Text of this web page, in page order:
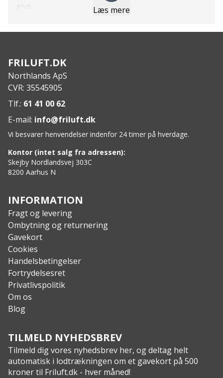
Læs mere
Features:
Kan maskinvaskes
Hurtigtørrende
4-vejs stretch materiale
Antibakteriel behandling
Materiale: 92% polyester / 8% elastan
Batterilevetid på de tre niveauer m. batteri på5000
mAh (Dette er udgangspunktet, vind og vejr kan
have indflydelse på levetiden)
Blå: 6 timer (38 grader)
Rød: 2 timer (55 grader)
FRILUFT.DK
Northlands ApS
CVR: 35545905
Tlf.: 61 41 00 62
E-mail: info@friluft.dk
Vi besvarer henvendelser indenfor 24 timer på hverdage.
Kontor (intet salg fra adressen):
Skejby Nordlandsvej 303C
8200 Aarhus N
INFORMATION
Fragt og levering
Ombytning og returnering
Gavekort
Cookies
Handelsbetingelser
Fortrydelsesret
Privatlivspolitik
Om os
Blog
TILMELD NYHEDSBREV
Tilmeld dig vores nyhedsbrev her, og deltag helt
automatisk i lodtrækningen om et gavekort på 500
kroner til Friluft.dk - hver måned!